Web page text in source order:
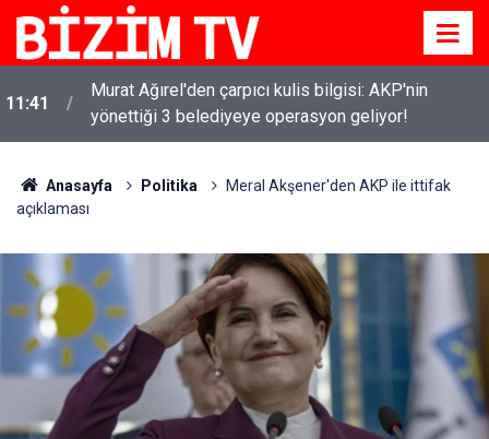
11:41
Murat Ağırel'den çarpıcı kulis bilgisi: AKP'nin
yönettiği 3 belediyeye operasyon geliyor!
Anasayfa Politika
Meral Akşener'den AKP ile ittifak
açıklaması